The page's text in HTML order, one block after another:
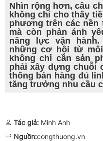
Nhìn rộng hơn, câu
không chỉ cho thấy
phương trên các
mà còn phản ánh
năng lực vận
những cơ hội từ
không chỉ cần sản
phải xây dựng chuỗi
thống bán hàng đủ
tăng trưởng nhu cầu
Tác giả: Minh Anh
Nguồn:congthuong.vn